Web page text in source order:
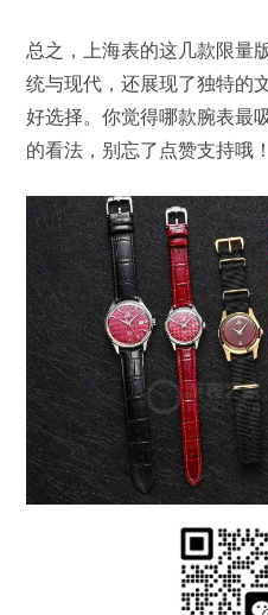
总之，上海表的这几款限量
统与现代，还展现了独特的
好选择。你觉得哪款腕表最
的看法，别忘了点赞支持哦！